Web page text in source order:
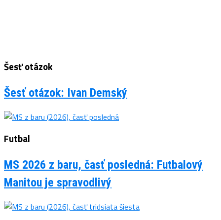
Šesť otázok
Šesť otázok: Ivan Demský
Futbal
MS 2026 z baru, časť posledná: Futbalový
Manitou je spravodlivý